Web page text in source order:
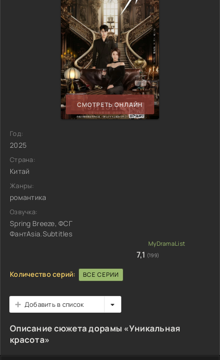
СМОТРЕТЬ ОНЛАЙН
Год:
2025
Страна:
Китай
Жанры:
романтика
Озвучка:
Spring Breeze, ФСГ
ФантAsia.Subtitles
7,1 (199)
Количество серий: ВСЕ СЕРИИ
Добавить в список
Описание сюжета дорамы «Уникальная
красота»